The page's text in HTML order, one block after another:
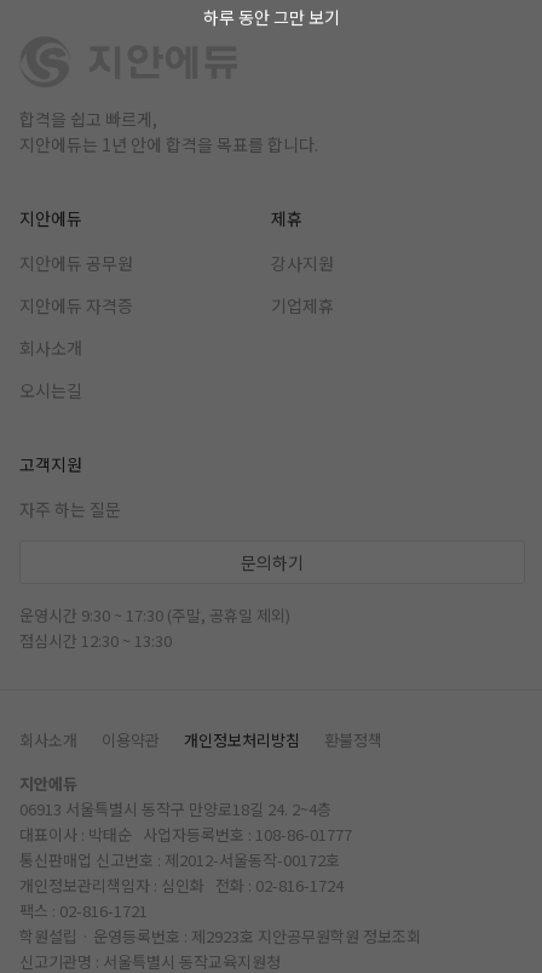
하루 동안 그만 보기
합격을 쉽고 빠르게,
지안에듀는 1년 안에 합격을 목표를 합니다.
지안에듀
지안에듀 공무원
지안에듀 자격증
회사소개
오시는길
제휴
강사지원
기업제휴
고객지원
자주 하는 질문
문의하기
운영시간 9:30 ~ 17:30 (주말, 공휴일 제외)
점심시간 12:30 ~ 13:30
회사소개 이용약관 개인정보처리방침
환불정책
지안에듀
06913 서울특별시 동작구 만양로18길 24. 2~4층
대표이사 : 박태순 사업자등록번호 : 108-86-01777
통신판매업 신고번호 : 제2012-서울동작-00172호
개인정보관리책임자 : 심인화 전화 : 02-816-1724
팩스 : 02-816-1721
학원설립 · 운영등록번호 : 제2923호 지안공무원학원 정보조회
신고기관명 : 서울특별시 동작교육지원청